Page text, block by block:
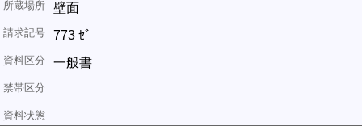
壁面
773 ｾﾞ
一般書